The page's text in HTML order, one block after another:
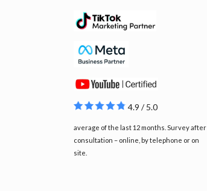
4.9 / 5.0
average of the last 12 months. Survey after
consultation – online, by telephone or on
site.